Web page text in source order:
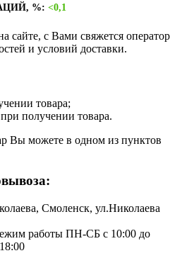
%: <0,1
сайте, с Вами свяжется оператор
и условий доставки.
товара;
получении товара.
Вы можете в одном из пунктов
Смоленск, ул.Николаева
работы ПН-СБ с 10:00 до